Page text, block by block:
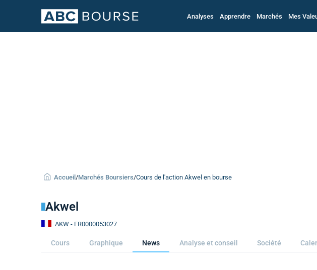
Analyses Apprendre Marchés Mes
Accueil /Marchés Boursiers/Cours de l'action Akwel en bourse
Akwel
AKW - FR0000053027
Cours Graphique News Analyse et conseil Société